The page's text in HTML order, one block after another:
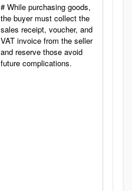
# While purchasing goods,
the buyer must collect the
sales receipt, voucher, and
VAT invoice from the seller
and reserve those avoid
future complications.